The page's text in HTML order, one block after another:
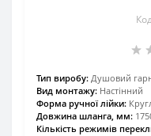
Тип виробу: Душовий
Вид монтажу: Настінний
Форма ручної лійки:
Довжина шланга, мм:
Кількість режимів